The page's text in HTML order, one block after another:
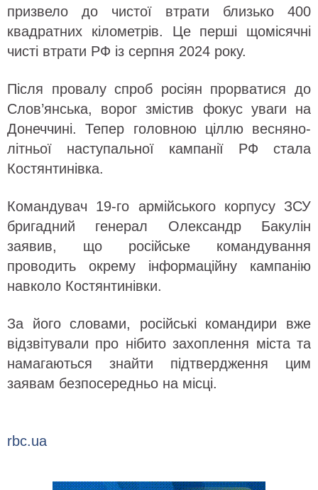
призвело до чистої втрати близько 400
квадратних кілометрів. Це перші щомісячні
чисті втрати РФ із серпня 2024 року.
Після провалу спроб росіян прорватися до
Слов’янська, ворог змістив фокус уваги на
Донеччині. Тепер головною ціллю весняно-
літньої наступальної кампанії РФ стала
Костянтинівка.
Командувач 19-го армійського корпусу ЗСУ
бригадний генерал Олександр Бакулін
заявив, що російське командування
проводить окрему інформаційну кампанію
навколо Костянтинівки.
За його словами, російські командири вже
відзвітували про нібито захоплення міста та
намагаються знайти підтвердження цим
заявам безпосередньо на місці.
rbc.ua